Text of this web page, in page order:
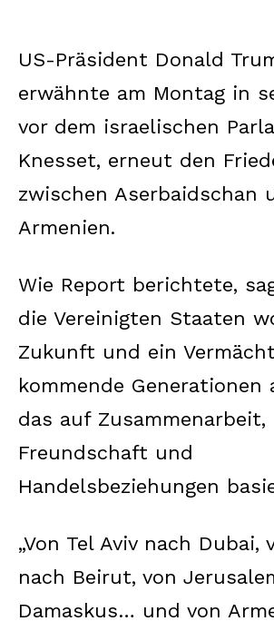
US-Präsident Donald
erwähnte am Montag in
vor dem israelischen
Knesset, erneut den
zwischen Aserbaidschan
Armenien.
Wie Report berichtete,
die Vereinigten Staaten
Zukunft und ein
kommende Generationen
das auf Zusammenarbeit,
Freundschaft und
Handelsbeziehungen
„Von Tel Aviv nach Dubai,
nach Beirut, von
Damaskus… und von